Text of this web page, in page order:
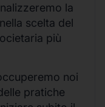
la
scelta del
più
noi
pratiche